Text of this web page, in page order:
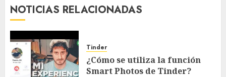
NOTICIAS RELACIONADAS
Tinder
¿Cómo se utiliza la función
Smart Photos de Tinder?